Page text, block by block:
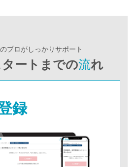
プロがしっかりサポート
ートまでの流れ
録